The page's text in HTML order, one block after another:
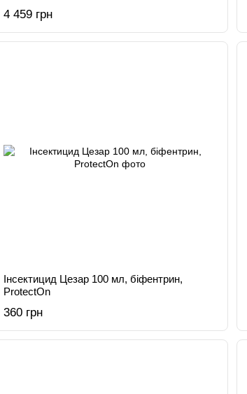
4 459 грн
Інсектицид Цезар 100 мл, біфентрин,
ProtectOn
360 грн